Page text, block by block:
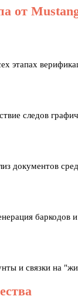
от
этапах
следов
документов
баркодов
и связки на